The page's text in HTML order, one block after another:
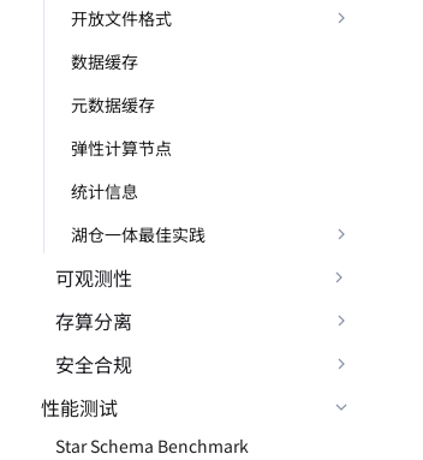
开放文件格式
数据缓存
元数据缓存
弹性计算节点
统计信息
湖仓一体最佳实践
可观测性
存算分离
安全合规
性能测试
Star Schema Benchmark